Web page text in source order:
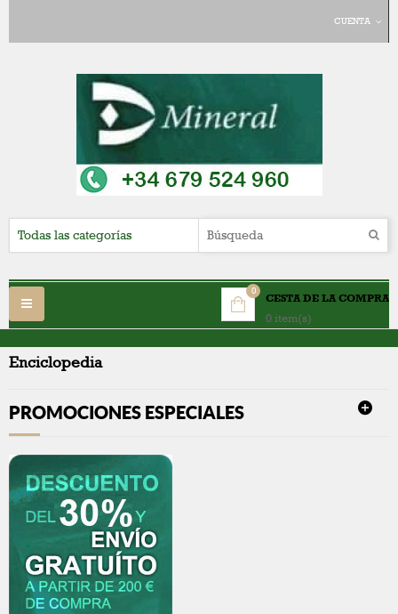
CUENTA
CESTA DE LA COMPRA
0 item(s)
0
Navegación
Toggle
Enciclopedia
PROMOCIONES ESPECIALES